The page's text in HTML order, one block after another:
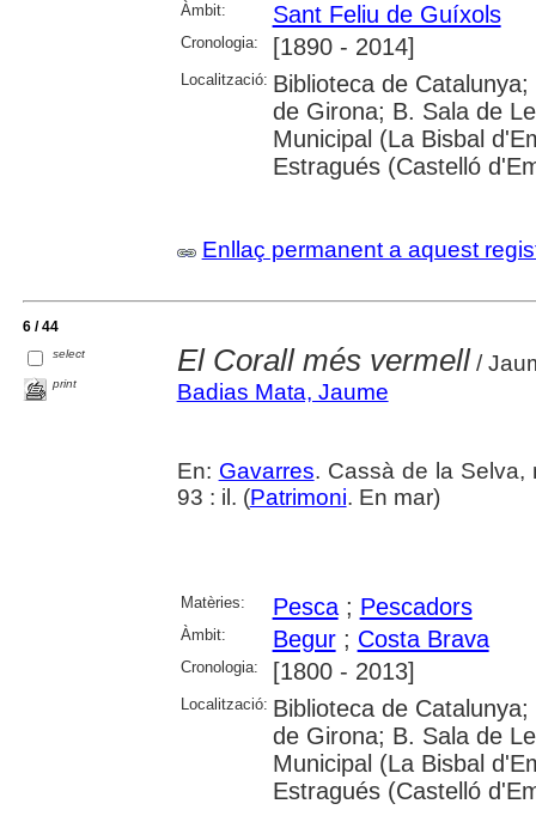
Àmbit: Sant Feliu de Guíxols
Cronologia: [1890 - 2014]
Localització: Biblioteca de
de Girona; B. Sala de
Municipal (La Bisbal
Estragués (Castelló
Enllaç permanent a aquest
6 / 44
select
print
El Corall més vermell/
Badias Mata, Jaume
En: Gavarres. Cassà de la Selva,
93 : il. (Patrimoni. En mar)
Matèries: Pesca; Pescadors
Àmbit: Begur; Costa Brava
Cronologia: [1800 - 2013]
Localització: Biblioteca de
de Girona; B. Sala de
Municipal (La Bisbal
Estragués (Castelló